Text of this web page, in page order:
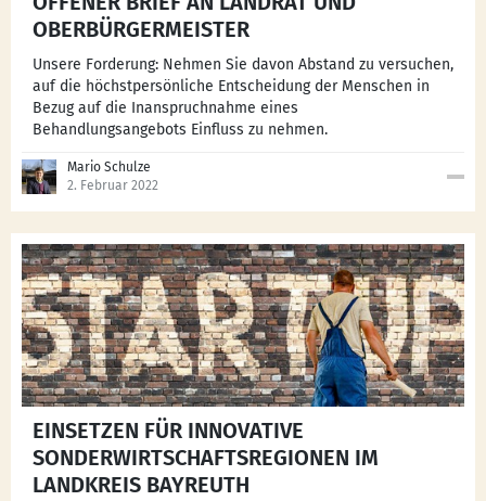
OBERBÜRGERMEISTER
Unsere Forderung: Nehmen Sie davon Abstand zu versuchen,
auf die höchstpersönliche Entscheidung der Menschen in
Bezug auf die Inanspruchnahme eines
Behandlungsangebots Einfluss zu nehmen.
Mario Schulze
2. Februar 2022
EINSETZEN FÜR INNOVATIVE
SONDERWIRTSCHAFTSREGIONEN IM
LANDKREIS BAYREUTH